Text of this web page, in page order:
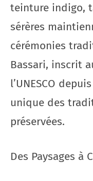
teinture indigo,
sérères
cérémonies
Bassari, inscrit
l’UNESCO
unique des
préservées.
Des Paysages à